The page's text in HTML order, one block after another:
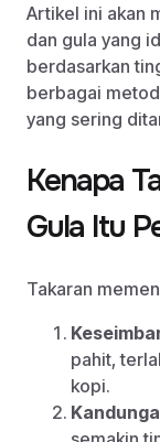
Artikel ini akan
dan gula yang
berdasarkan
berbagai
yang sering
Kenapa
Gula Itu
Takaran
pahit,
kopi.